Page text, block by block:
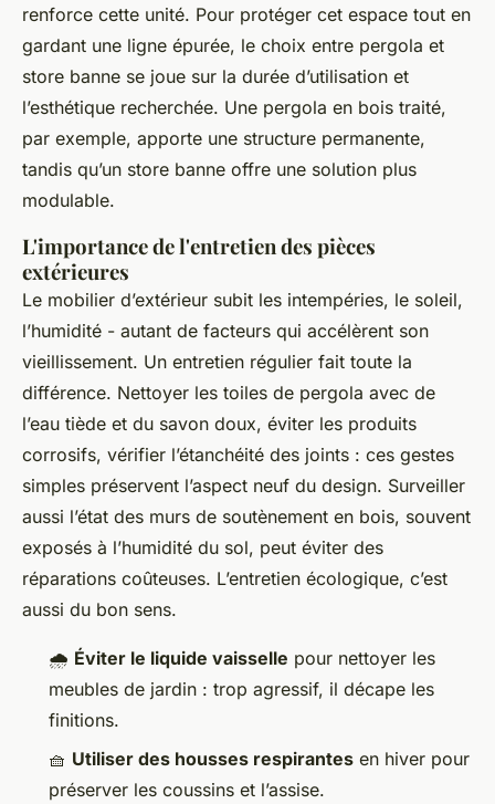
renforce cette unité. Pour protéger cet espace tout en
gardant une ligne épurée, le choix entre pergola et
store banne se joue sur la durée d’utilisation et
l’esthétique recherchée. Une pergola en bois traité,
par exemple, apporte une structure permanente,
tandis qu’un store banne offre une solution plus
modulable.
L'importance de l'entretien des pièces
extérieures
Le mobilier d’extérieur subit les intempéries, le soleil,
l’humidité - autant de facteurs qui accélèrent son
vieillissement. Un entretien régulier fait toute la
différence. Nettoyer les toiles de pergola avec de
l’eau tiède et du savon doux, éviter les produits
corrosifs, vérifier l’étanchéité des joints : ces gestes
simples préservent l’aspect neuf du design. Surveiller
aussi l’état des murs de soutènement en bois, souvent
exposés à l’humidité du sol, peut éviter des
réparations coûteuses. L’entretien écologique, c’est
aussi du bon sens.
🌧️ Éviter le liquide vaisselle pour nettoyer les
meubles de jardin : trop agressif, il décape les
finitions.
🧺 Utiliser des housses respirantes en hiver pour
préserver les coussins et l’assise.